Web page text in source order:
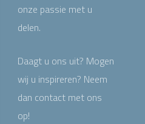
onze passie met u
delen.
Daagt u ons uit? Mogen
wij u inspireren? Neem
dan contact met ons
op!